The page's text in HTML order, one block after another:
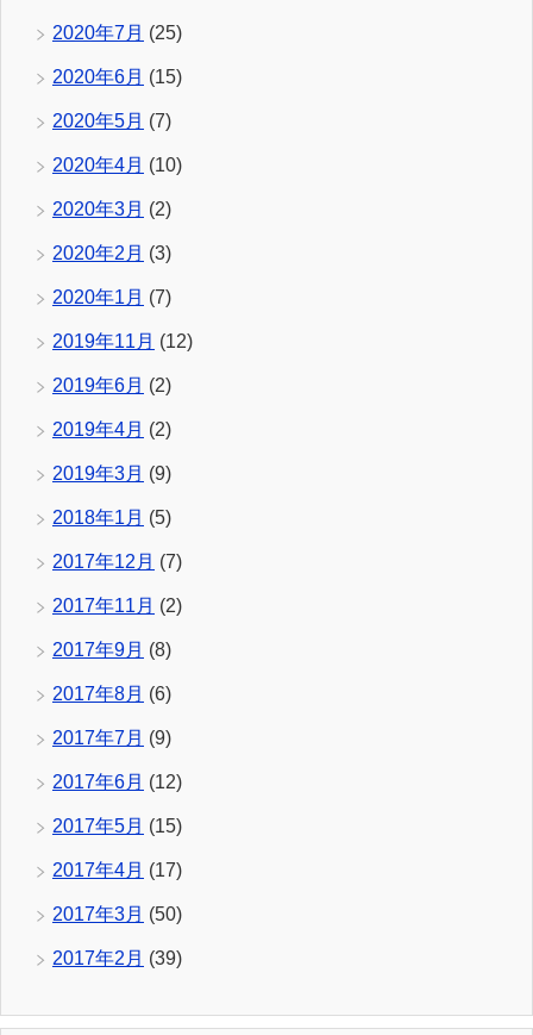
2020年7月 (25)
2020年6月 (15)
2020年5月 (7)
2020年4月 (10)
2020年3月 (2)
2020年2月 (3)
2020年1月 (7)
2019年11月 (12)
2019年6月 (2)
2019年4月 (2)
2019年3月 (9)
2018年1月 (5)
2017年12月 (7)
2017年11月 (2)
2017年9月 (8)
2017年8月 (6)
2017年7月 (9)
2017年6月 (12)
2017年5月 (15)
2017年4月 (17)
2017年3月 (50)
2017年2月 (39)